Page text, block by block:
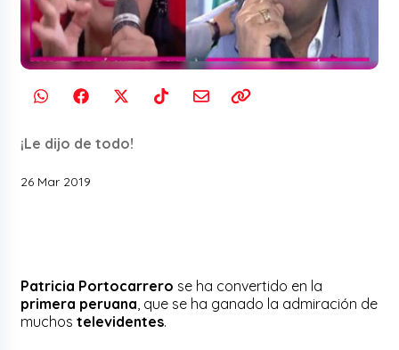
¡Le dijo de todo!
26 Mar 2019
Patricia Portocarrero se ha convertido en la
primera peruana , que se ha ganado la admiración de
muchostelevidentes.